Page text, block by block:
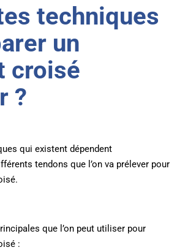
techniques
un
croisé
?
qui existent dépendent
tendons que l’on va prélever pour
que l’on peut utiliser pour
: